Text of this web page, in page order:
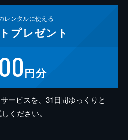
レンタルに使える
プレゼント
円分
ービスを、31日間ゆっくりと
ください。